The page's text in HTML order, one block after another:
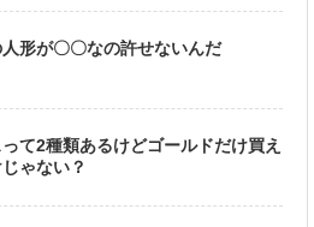
人形が〇〇なの許せないんだ
って2種類あるけどゴールドだけ買え
ゃない？